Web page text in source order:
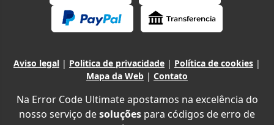
Aviso legal | Politica de privacidade | Política de cookies |
Mapa da Web | Contato
Na Error Code Ultimate apostamos na excelência do
nosso serviço desoluções para códigos de erro de